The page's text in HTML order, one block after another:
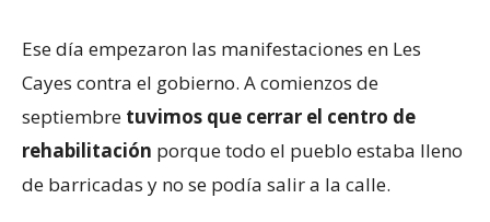
Ese día empezaron las manifestaciones en Les
Cayes contra el gobierno. A comienzos de
septiembre tuvimos que cerrar el centro de
rehabilitación porque todo el pueblo estaba lleno
de barricadas y no se podía salir a la calle.